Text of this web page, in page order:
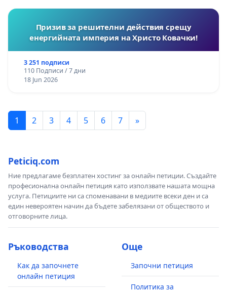
Призив за решителни действия срещу
енергийната империя на Христо Ковачки!
3 251 подписи
110 Подписи / 7 дни
18 Jun 2026
1 2 3 4 5 6 7 »
Peticiq.com
Ние предлагаме безплатен хостинг за онлайн петиции. Създайте
професионална онлайн петиция като използвате нашата мощна
услуга. Петициите ни са споменавани в медиите всеки ден и са
един невероятен начин да бъдете забелязани от обществото и
отговорните лица.
Ръководства
Как да започнете
онлайн петиция
Още
Започни петиция
Политика за